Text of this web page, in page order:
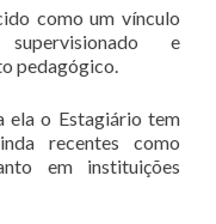
como um vínculo
supervisionado e
pedagógico.
ela o Estagiário tem
recentes como
em instituições